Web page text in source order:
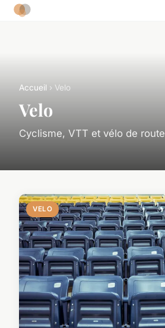
Accueil › Velo
Velo
Cyclisme, VTT et vélo de route
VELO